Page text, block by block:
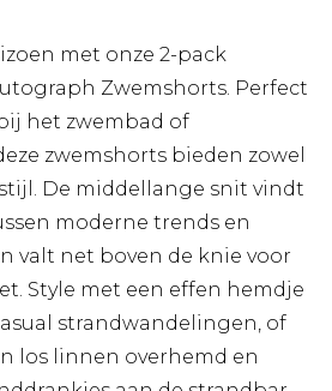
met onze 2-pack
Zwemshorts. Perfect
het zwembad of
zwemshorts bieden zowel
De middellange snit vindt
moderne trends en
valt net boven de knie voor
Style met een effen hemdje
strandwandelingen, of
los linnen overhemd en